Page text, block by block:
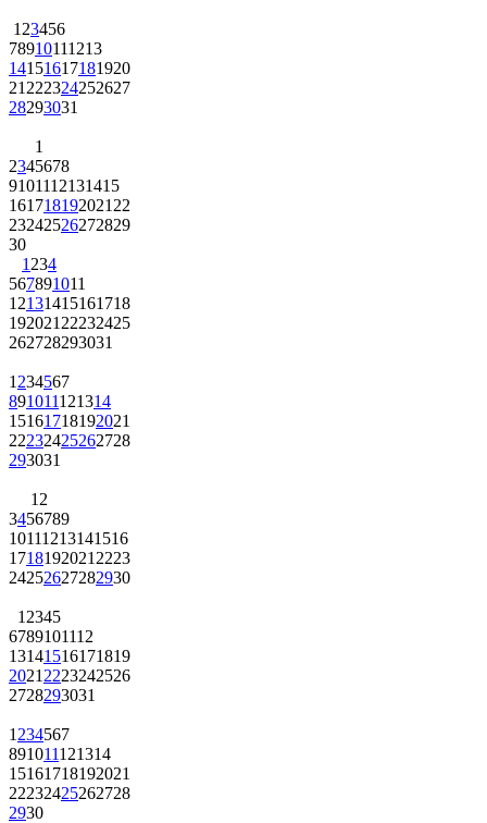
1 23456
78910111213
14151617181920
21 222324252627
28293031
1
2345678
9101112131415
161718192021 22
23242526272829
30
1 234
567891011
12131415161718
192021 22232425
262728293031
1 234567
891011121314
15161718192021
22232425262728
293031
1 2
3456789
10111213141516
1718192021 2223
24252627282930
1 2345
6789101112
13141516171819
2021 2223242526
2728293031
1 234567
891011121314
15161718192021
22232425262728
2930